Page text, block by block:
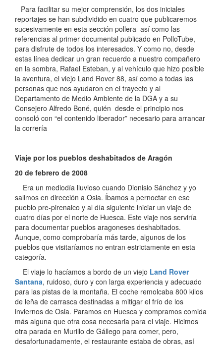
Para facilitar su mejor comprensión, los dos iniciales
reportajes se han subdividido en cuatro que publicaremos
sucesivamente en esta sección pollera así como las
referencias al primer documental publicado en PolloTube,
para disfrute de todos los interesados. Y como no, desde
estas línea dedicar un gran recuerdo a nuestro compañero
en la sombra, Rafael Esteban, y al vehículo que hizo posible
la aventura, el viejo Land Rover 88, así como a todas las
personas que nos ayudaron en el trayecto y al
Departamento de Medio Ambiente de la DGA y a su
Consejero Alfredo Boné, quién desde el principio nos
consoló con “el contenido liberador” necesario para arrancar
la correría
Viaje por los pueblos deshabitados de Aragón
20 de febrero de 2008
Era un mediodía lluvioso cuando Dionisio Sánchez y yo
salimos en dirección a Osia. Íbamos a pernoctar en ese
pueblo pre-pirenaico y al día siguiente iniciar un viaje de
cuatro días por el norte de Huesca. Este viaje nos serviría
para documentar pueblos aragoneses deshabitados.
Aunque, como comprobaría más tarde, algunos de los
pueblos que visitaríamos no entran estrictamente en esta
categoría.
El viaje lo hacíamos a bordo de un viejo Land Rover
Santana, ruidoso, duro y con larga experiencia y adecuado
para las pistas de la montaña. El coche remolcaba 800 kilos
de leña de carrasca destinadas a mitigar el frío de los
inviernos de Osia. Paramos en Huesca y compramos comida
más alguna que otra cosa necesaria para el viaje. Hicimos
otra parada en Murillo de Gállego para comer, pero,
desafortunadamente, el restaurante estaba de obras, así